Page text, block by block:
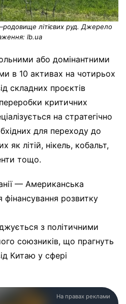
літієвих руд. Джерело
lb.ua
або домінантними
в 10 активах на чотирьох
складних проєктів
критичних
на стратегічно
для переходу до
як літій, нікель, кобальт,
тощо.
— Американська
розвитку
з політичними
союзників, що прагнуть
Китаю у сфері
На правах реклами